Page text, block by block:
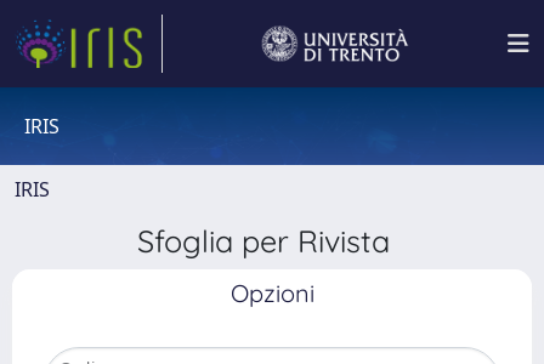
IRIS
IRIS
Sfoglia per Rivista
Opzioni